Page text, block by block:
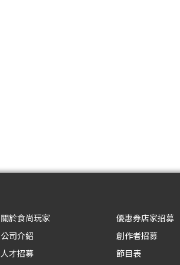
關於食尚玩家
公司介紹
人才招募
優惠券店家招募
創作者招募
節目表